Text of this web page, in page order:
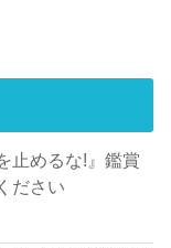
止めるな!』鑑賞
ださい